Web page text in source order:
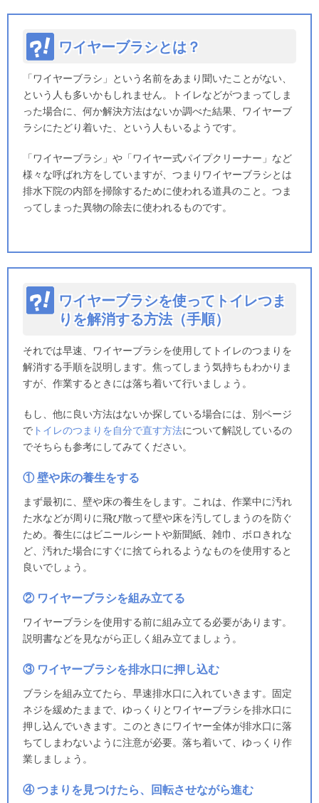
ワイヤーブラシとは？
「ワイヤーブラシ」という名前をあまり聞いたことがない、
という人も多いかもしれません。トイレなどがつまってしま
った場合に、何か解決方法はないか調べた結果、ワイヤーブ
ラシにたどり着いた、という人もいるようです。
「ワイヤーブラシ」や「ワイヤー式パイプクリーナー」など
様々な呼ばれ方をしていますが、つまりワイヤーブラシとは
排水下院の内部を掃除するために使われる道具のこと。つま
ってしまった異物の除去に使われるものです。
ワイヤーブラシを使ってトイレつま
りを解消する方法（手順）
それでは早速、ワイヤーブラシを使用してトイレのつまりを
解消する手順を説明します。焦ってしまう気持ちもわかりま
すが、作業するときには落ち着いて行いましょう。
もし、他に良い方法はないか探している場合には、別ページ
で トイレのつまりを自分で直す方法について解説しているの
でそちらも参考にしてみてください。
① 壁や床の養生をする
まず最初に、壁や床の養生をします。これは、作業中に汚れ
た水などが周りに飛び散って壁や床を汚してしまうのを防ぐ
ため。養生にはビニールシートや新聞紙、雑巾、ボロきれな
ど、汚れた場合にすぐに捨てられるようなものを使用すると
良いでしょう。
② ワイヤーブラシを組み立てる
ワイヤーブラシを使用する前に組み立てる必要があります。
説明書などを見ながら正しく組み立てましょう。
③ ワイヤーブラシを排水口に押し込む
ブラシを組み立てたら、早速排水口に入れていきます。固定
ネジを緩めたままで、ゆっくりとワイヤーブラシを排水口に
押し込んでいきます。このときにワイヤー全体が排水口に落
ちてしまわないように注意が必要。落ち着いて、ゆっくり作
業しましょう。
④ つまりを見つけたら、回転させながら進む